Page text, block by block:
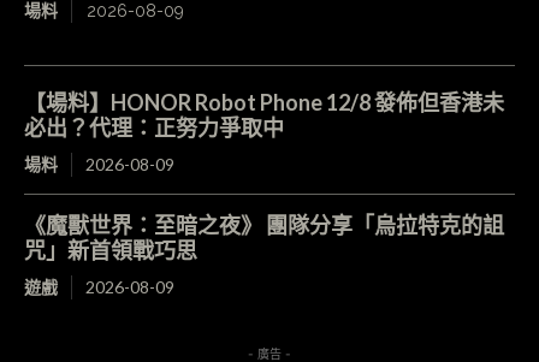
場料 2026-08-09
【場料】HONOR Robot Phone 12/8 發佈但香港未
必出？代理：正努力爭取中
場料 2026-08-09
《魔獸世界：至暗之夜》 團隊分享「烏拉特克的詛
咒」新首領戰巧思
遊戲 2026-08-09
- 廣告 -